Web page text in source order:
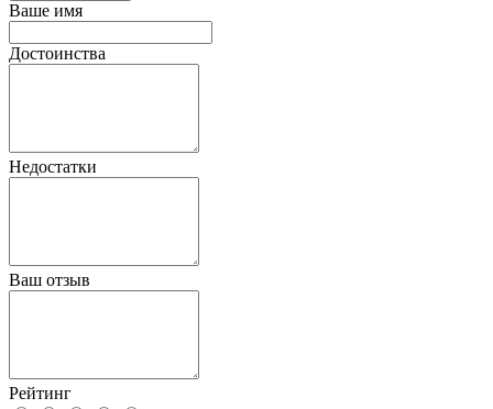
Ваше имя
Достоинства
Недостатки
Ваш отзыв
Рейтинг